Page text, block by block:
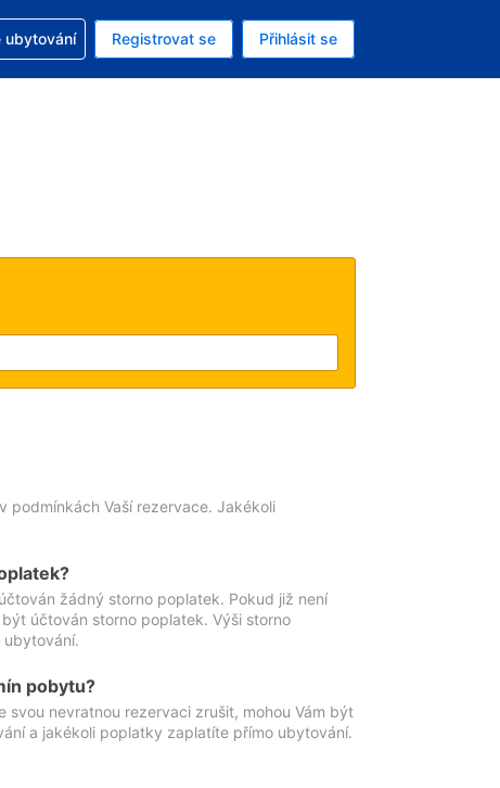
měna: Česká koruna
zvolený jazyk: V češtině
ubytování Registrovat se Přihlásit se
podmínkách Vaší rezervace. Jakékoli
žádný storno poplatek. Pokud již není
účtován storno poplatek. Výši storno
pobytu?
nevratnou rezervaci zrušit, mohou Vám být
a jakékoli poplatky zaplatíte přímo ubytování.